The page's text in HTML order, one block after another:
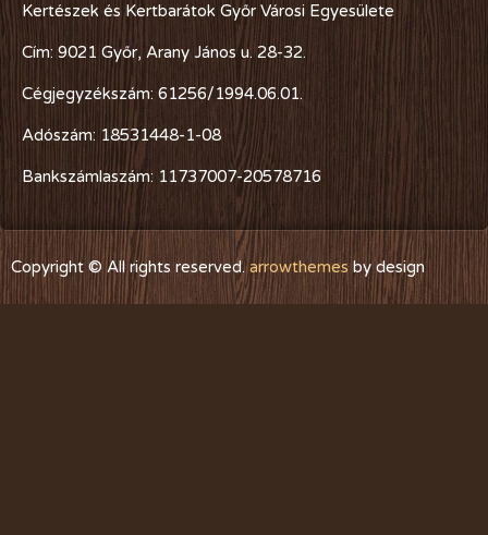
Kertészek és Kertbarátok Győr Városi Egyesülete
Cím: 9021 Győr, Arany János u. 28-32.
Cégjegyzékszám: 61256/1994.06.01.
Adószám: 18531448-1-08
Bankszámlaszám: 11737007-20578716
Copyright © All rights reserved.arrowthemesby design